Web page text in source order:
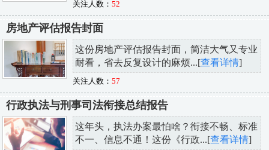
关注人数： 52
房地产评估报告封面
这份房地产评估报告封面，简洁大气又专业
耐看，省去反复设计的麻烦...[查看详情]
关注人数： 57
行政执法与刑事司法衔接总结报告
这年头，执法办案最怕啥？衔接不畅、标准
不一、信息不通！这份《行政...[查看详情]